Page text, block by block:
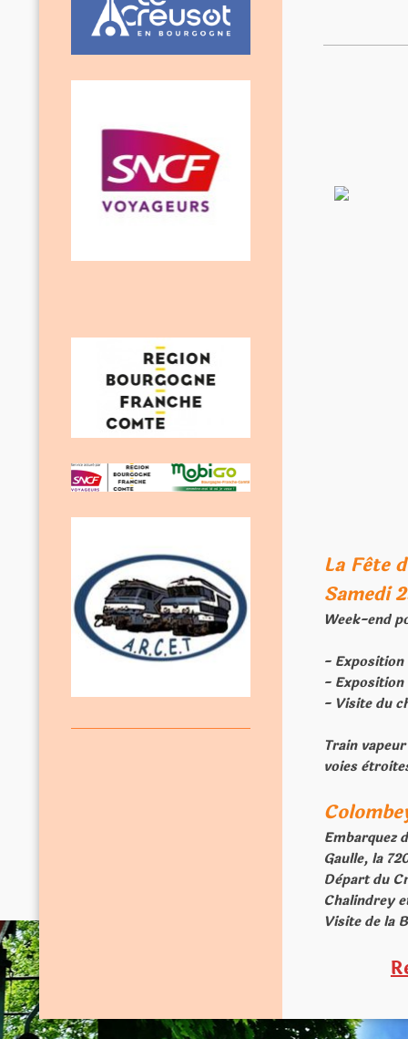
La Fête
Samedi
Week-end
- Exposition
- Exposition
- Visite du
Train
voies
Embarquez
Gaulle, la
Dèpart du
Chalindrey
Visite de la